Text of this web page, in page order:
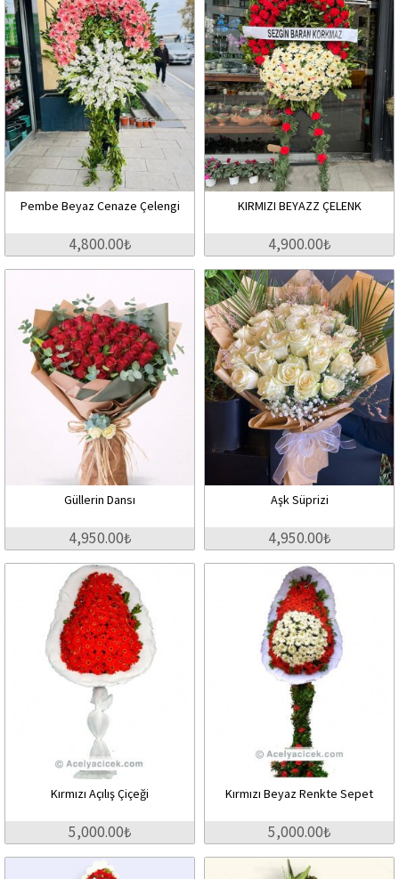
Pembe Beyaz Cenaze Çelengi
4,800.00₺
KIRMIZI BEYAZZ ÇELENK
4,900.00₺
Güllerin Dansı
4,950.00₺
Aşk Süprizi
4,950.00₺
Kırmızı Açılış Çiçeği
5,000.00₺
Kırmızı Beyaz Renkte Sepet
5,000.00₺